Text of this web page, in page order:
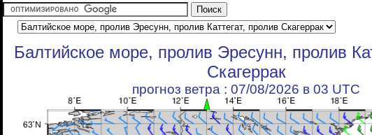
Балтийское море, пролив Эресунн, пролив
Скагеррак
прогноз ветра : 07/08/2026 в 03 UTC